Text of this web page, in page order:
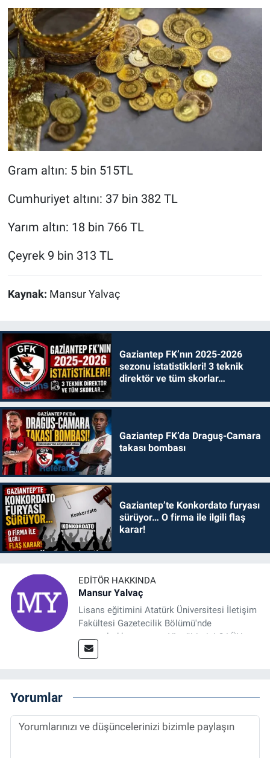
Gram altın: 5 bin 515TL
Cumhuriyet altını: 37 bin 382 TL
Yarım altın: 18 bin 766 TL
Çeyrek 9 bin 313 TL
Kaynak: Mansur Yalvaç
Gaziantep FK’nın 2025-2026
sezonu istatistikleri! 3 teknik
direktör ve tüm skorlar…
Gaziantep FK’da Draguş-Camara
takası bombası
Gaziantep’te Konkordato furyası
sürüyor… O firma ile ilgili flaş
karar!
EDITÖR HAKKINDA
Mansur Yalvaç
Lisans eğitimini Atatürk Üniversitesi İletişim
Fakültesi Gazetecilik Bölümü'nde
tamamladıktan sonra, YL eğitimini GAÜN
Sosyal Bilimler Enstitüsü'nde İletişim ve T. D.
Spor, Sağlık ve Ekonomi Editörü olarak
sürdürmektedir.
Yorumlar